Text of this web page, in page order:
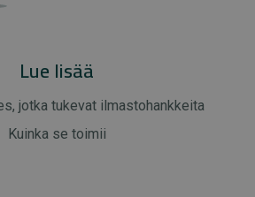
Lue lisää
jotka tukevat ilmastohankkeita
Kuinka se toimii